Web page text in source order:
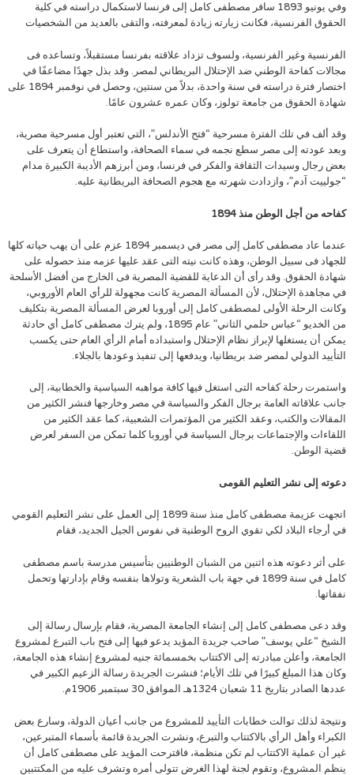
وفي يونيو 1893 سافر مصطفى كامل إلى فرنسا لاستكمال دراسته في كلية
الحقوق الفرنسية، فكانت زيارته زيادة لمعرفته، والتقى بالعديد من الشخصيات
الفرنسية وغير الفرنسية، ولسوف تزداد علاقته بفرنسا مستقبلاً، وتساعده فى
مجالات كفاحة الوطني ضد الإحتلال البريطاني لمصر. وقد بذل جهدًا مضاعفًا في
اختصار فترة دراسته في سنة واحدة، بدلاً من سنتين، وحصل في نوفمبر 1894 على
شهادة الحقوق من جامعة تولوز، وكان عمره عشرون عامًا.
وقد ألف في تلك الفترة مسرحية “فتح الأندلس”، التي تعتبر أول مسرحية مصرية،
وبعد عودته إلى مصر سطع نجمه في سماء الصحافة، واستطاع أن يتعرف على
بعض رجال وسيدات الثقافة والفكر في فرنسا، ومن أبرزهم الأديبة الكبيرة مدام
“جولييت آدم”، وازدادت شهرته مع هجوم الصحافة البريطانية عليه.
كفاحه من أجل الوطن منذ 1894
عندما عاد مصطفى كامل إلى مصر في ديسمبر 1894 عزم على أن يهب حياته كلها
للجهاد فى سبيل الوطن، وهذه كانت نيته التى عقد عليها عزمه منذ حصوله على
شهادة الحقوق. وقد رأى أن الدعاية للقضية المصرية فى الخارج من أفضل الأسلحة
في مجاهدة الإحتلال، لأن المسألة المصرية كانت مجهولة للرأي العام الأوروبي،
وكانت الرحلة الأولى لمصطفى كامل إلى أوروبا لعرض المسألة المصرية بتكليف
من الخديو “عباس حلمي الثاني” عام 1895، ولم يترك مصطفى كامل أي حادثة
يمكن أن يستغلها لإبراز نظام الإحتلال واستبداده أمام الرأي العام حتى يكسب
التأييد الدولي لمصر ضد بريطانيا، ويدفعها إلى تنفيذ وعودها بالجلاء.
واستمرت رحلة كفاحه التى استغل فيها كافة مواهبه السياسية والخطابية، إلى
جانب علاقاته العامة برجال الفكر والسياسة في مصر وخارجها فنشر الكثير من
المقالات والكتب، وعقد الكثير من المؤتمرات الشعبية، كما عقد الكثير من
اللقاءات والإجتماعات برجال السياسة في أوروبا كلما تمكن من السفر لعرض
قضية الوطن.
دعوته إلى نشر التعليم القومى
اتجهت عزيمة مصطفى كامل منذ سنة 1899 إلى العمل على نشر التعليم القومي
في أرجاء البلاد لكي تقوي الروح الوطنية في نفوس الجيل الجديد، فقام
على أثر دعوته هذه اثنين من الشبان الوطنيين بتأسيس مدرسة باسم مصطفى
كامل في سنة 1899 في جهة باب الشعرية وتولاها بنفسه وقام بإدارتها وتحمل
نفقاتها.
وقد دعى مصطفى كامل إلى إنشاء الجامعة المصرية، فقام بإرسال رسالة إلى
الشيخ “علي يوسف” صاحب جريدة المؤيد يدعو فيها إلى فتح باب التبرع لمشروع
الجامعة، وأعلن مبادرته إلى الاكتتاب بخمسمائة جنيه لمشروع إنشاء هذه الجامعة،
وكان هذا المبلغ كبيرًا في تلك الأيام؛ فنشرت الجريدة رسالة الزعيم الكبير في
عددها الصادر بتاريخ 11 شعبان 1324هـ الموافق 30 سبتمبر 1906م.
ونتيجة لذلك توالت خطابات التأييد للمشروع من جانب أعيان الدولة، وسارع بعض
الكبراء وأهل الرأي بالاكتتاب والتبرع، ونشرت الجريدة قائمة بأسماء المتبرعين،
غير أن عملية الاكتتاب لم تكن منظمة، فاقترحت المؤيد على مصطفى كامل أن
ينظم المشروع، وتقوم لجنة لهذا الغرض تتولى أمره وتشرف عليه من المكتتبين